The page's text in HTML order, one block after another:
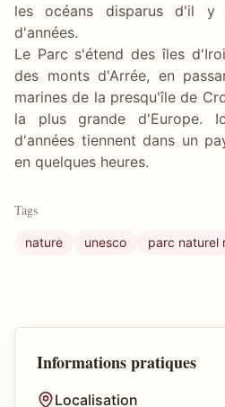
les océans disparus d'il
d'années.
Le Parc s'étend des îles
des monts d'Arrée, en
marines de la presqu'île de
la plus grande d'Europe.
d'années tiennent dans un
en quelques heures.
Tags
nature unesco parc naturel
Informations pratiques
Localisation